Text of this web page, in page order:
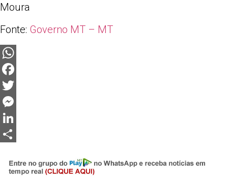
Moura
Fonte: Governo MT – MT
WhatsApp
Facebook
Twitter
Messenger
LinkedIn